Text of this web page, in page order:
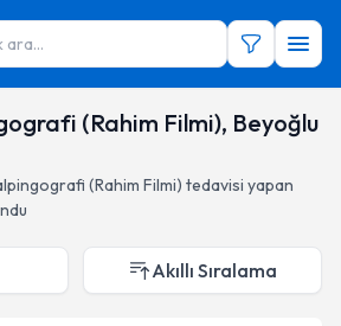
ara...
(Rahim Filmi), Beyoğlu
(Rahim Filmi) tedavisi yapan
Akıllı Sıralama